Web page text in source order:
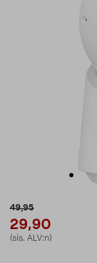
49,95
29,90
(sis. ALV:n)